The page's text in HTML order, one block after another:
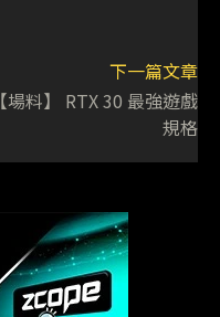
下一篇文章
【場料】 RTX 30 最強遊戲
規格